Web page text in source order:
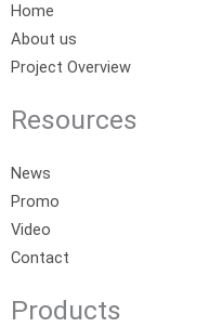
Home
About us
Project Overview
Resources
News
Promo
Video
Contact
Products